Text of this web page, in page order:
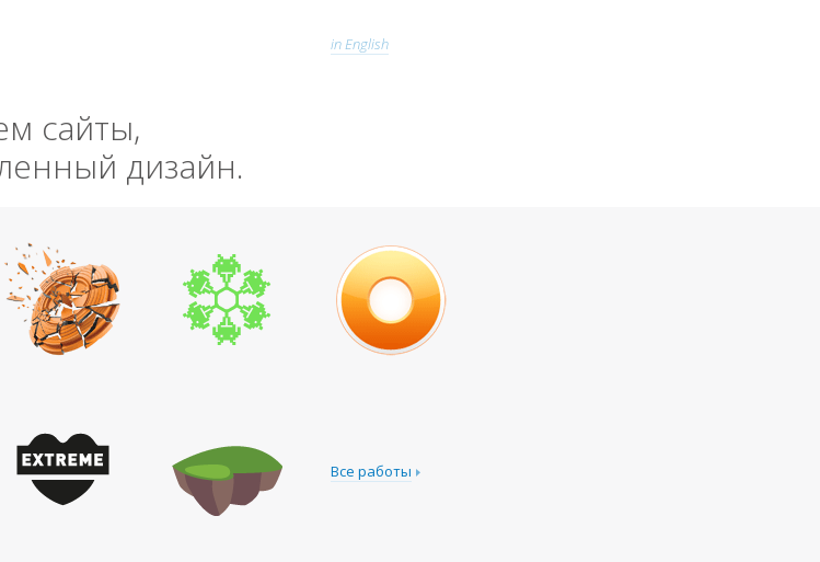
in English
сайты,
дизайн.
Все работы